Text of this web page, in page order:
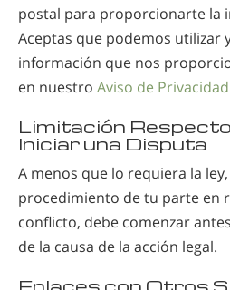
postal para proporcionarte la
Aceptas que podemos utilizar
información que nos
en nuestro Aviso de
Limitación
Iniciar una Disputa
A menos que lo requiera la
procedimiento de tu parte en
conflicto, debe comenzar
de la causa de la acción legal.